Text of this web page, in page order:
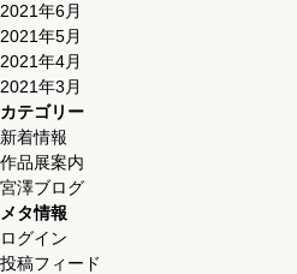
2021年6月
2021年5月
2021年4月
2021年3月
カテゴリー
新着情報
作品展案内
宮澤ブログ
メタ情報
ログイン
投稿フィード